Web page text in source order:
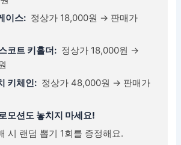
이스: 정상가 18,000원 → 판매가
코트 키홀더: 정상가 18,000원 →
키체인: 정상가 48,000원 → 판매가
모션도 놓치지 마세요!
시 랜덤 뽑기 1회를 증정해요.